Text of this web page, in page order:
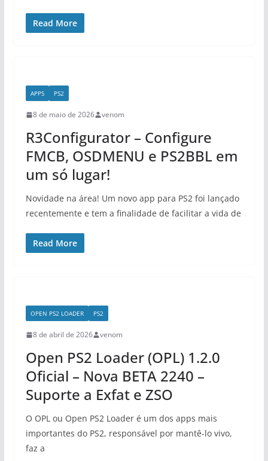
Read More
APPS PS2
8 de maio de 2026 venom
R3Configurator – Configure
FMCB, OSDMENU e PS2BBL em
um só lugar!
Novidade na área! Um novo app para PS2 foi lançado
recentemente e tem a finalidade de facilitar a vida de
Read More
OPEN PS2 LOADER PS2
8 de abril de 2026 venom
Open PS2 Loader (OPL) 1.2.0
Oficial – Nova BETA 2240 –
Suporte a Exfat e ZSO
O OPL ou Open PS2 Loader é um dos apps mais
importantes do PS2, responsável por mantê-lo vivo,
faz a